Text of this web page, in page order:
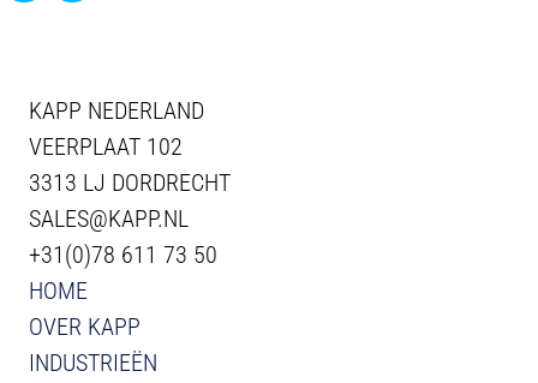
KAPP NEDERLAND
VEERPLAAT 102
3313 LJ DORDRECHT
SALES@KAPP.NL
+31(0)78 611 73 50
HOME
OVER KAPP
INDUSTRIEËN